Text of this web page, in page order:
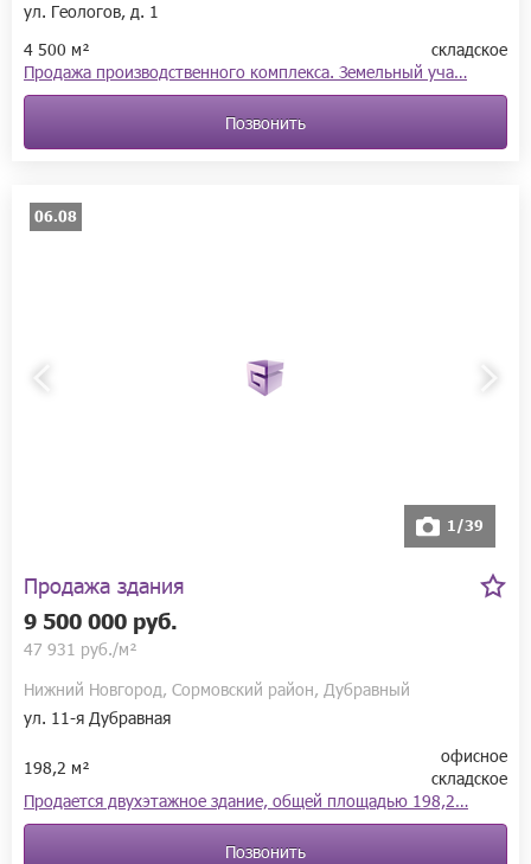
ул. Геологов, д. 1
4 500 м²
складское
Продажа производственного комплекса. Земельный уча…
Позвонить
06.08
1/39
Продажа здания
9 500 000 руб.
47 931 руб./м²
Нижний Новгород, Сормовский район, Дубравный
ул. 11-я Дубравная
198,2 м²
офисное
складское
Продается двухэтажное здание, общей площадью 198,2…
Позвонить